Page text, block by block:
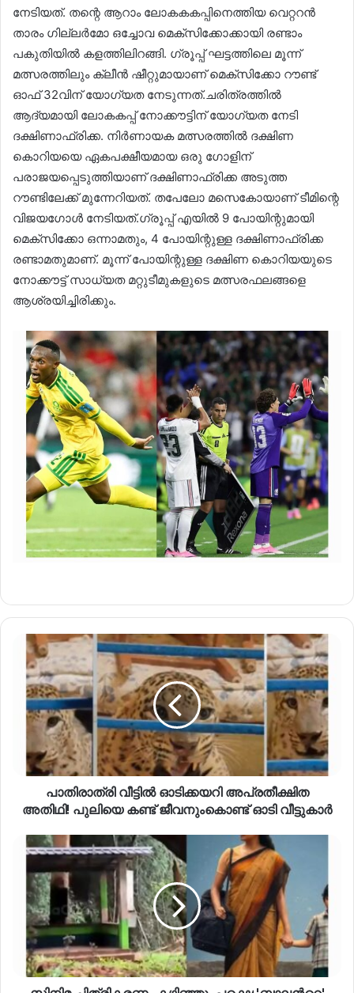
നേടിയത്. തന്റെ ആറാം ലോകകകപ്പിനെത്തിയ വെറ്ററൻ
താരം ഗില്ലർമോ ഒച്ചോവ മെക്സിക്കോക്കായി രണ്ടാം
പകുതിയിൽ കളത്തിലിറങ്ങി. ഗ്രൂപ്പ് ഘട്ടത്തിലെ മൂന്ന്
മത്സരത്തിലും ക്ലീൻ ഷീറ്റുമായാണ് മെക്സിക്കോ റൗണ്ട്
ഓഫ് 32വിന് യോഗ്യത നേടുന്നത്.ചരിത്രത്തിൽ
ആദ്യമായി ലോകകപ്പ് നോക്കൗട്ടിന് യോഗ്യത നേടി
ദക്ഷിണാഫ്രിക്ക. നിർണായക മത്സരത്തിൽ ദക്ഷിണ
കൊറിയയെ ഏകപക്ഷീയമായ ഒരു ഗോളിന്
പരാജയപ്പെടുത്തിയാണ് ദക്ഷിണാഫ്രിക്ക അടുത്ത
റൗണ്ടിലേക്ക് മുന്നേറിയത്. തപേലോ മസെകോയാണ് ടീമിന്റെ
വിജയഗോൾ നേടിയത്.ഗ്രൂപ്പ് എയിൽ 9 പോയിന്റുമായി
മെക്സിക്കോ ഒന്നാമതും, 4 പോയിന്റുള്ള ദക്ഷിണാഫ്രിക്ക
രണ്ടാമതുമാണ്. മൂന്ന് പോയിന്റുള്ള ദക്ഷിണ കൊറിയയുടെ
നോക്കൗട്ട് സാധ്യത മറ്റുടീമുകളുടെ മത്സരഫലങ്ങളെ
ആശ്രയിച്ചിരിക്കും.
പാതിരാത്രി വീട്ടിൽ ഓടിക്കയറി അപ്രതീക്ഷിത
അതിഥി! പുലിയെ കണ്ട് ജീവനുംകൊണ്ട് ഓടി വീട്ടുകാർ